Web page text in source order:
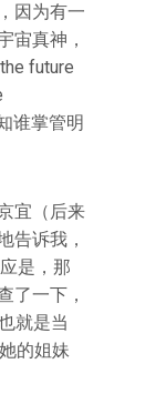
因为有一
宙真神，
future
谁掌管明
宜（后来
告诉我，
是，那
了一下，
就是当
的姐妹